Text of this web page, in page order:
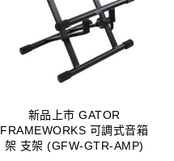
新品上市 GATOR
FRAMEWORKS 可調式音箱
架 支架 (GFW-GTR-AMP)